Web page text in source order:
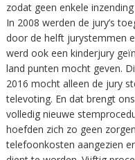
zodat geen enkele
In 2008 werden de jury’s
door de helft jurystemmen
werd ook een kinderjury
land punten mocht geven.
2016 mocht alleen de jury
televoting. En dat brengt
volledig nieuwe
hoefden zich zo geen
telefoonkosten aangezien